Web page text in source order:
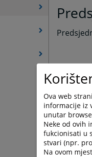
Ova web
informacije iz
unutar
Neke od ovih
fukcionisati u
stvari (npr.
Na ovom